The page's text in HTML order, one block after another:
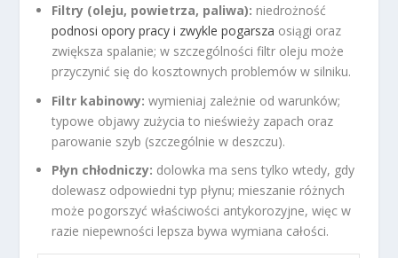
Filtry (oleju, powietrza, paliwa): niedrożność
podnosi opory pracy i zwykle pogarsza osiągi oraz
zwiększa spalanie; w szczególności filtr oleju może
przyczynić się do kosztownych problemów w silniku.
Filtr kabinowy: wymieniaj zależnie od warunków;
typowe objawy zużycia to nieświeży zapach oraz
parowanie szyb (szczególnie w deszczu).
Płyn chłodniczy: dolowka ma sens tylko wtedy, gdy
dolewasz odpowiedni typ płynu; mieszanie różnych
może pogorszyć właściwości antykorozyjne, więc w
razie niepewności lepsza bywa wymiana całości.